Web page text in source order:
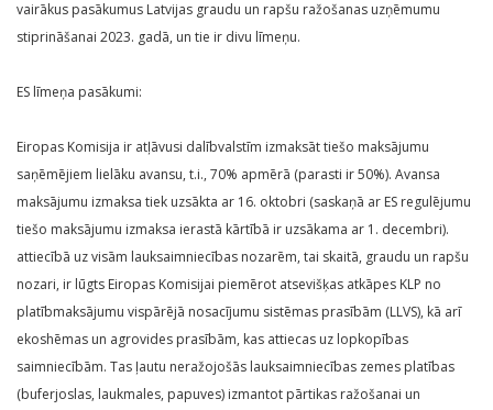
vairākus pasākumus Latvijas graudu un rapšu ražošanas uzņēmumu
stiprināšanai 2023. gadā, un tie ir divu līmeņu.
ES līmeņa pasākumi:
Eiropas Komisija ir atļāvusi dalībvalstīm izmaksāt tiešo maksājumu
saņēmējiem lielāku avansu, t.i., 70% apmērā (parasti ir 50%). Avansa
maksājumu izmaksa tiek uzsākta ar 16. oktobri (saskaņā ar ES regulējumu
tiešo maksājumu izmaksa ierastā kārtībā ir uzsākama ar 1. decembri).
attiecībā uz visām lauksaimniecības nozarēm, tai skaitā, graudu un rapšu
nozari, ir lūgts Eiropas Komisijai piemērot atsevišķas atkāpes KLP no
platībmaksājumu vispārējā nosacījumu sistēmas prasībām (LLVS), kā arī
ekoshēmas un agrovides prasībām, kas attiecas uz lopkopības
saimniecībām. Tas ļautu neražojošās lauksaimniecības zemes platības
(buferjoslas, laukmales, papuves) izmantot pārtikas ražošanai un